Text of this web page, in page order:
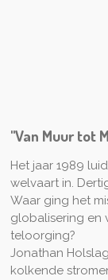
"Van Muur tot
Het jaar 1989
welvaart in.
Waar ging het
globalisering en
teloorging?
Jonathan
kolkende